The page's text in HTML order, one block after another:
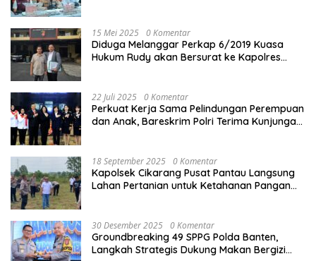
15 Mei 2025 0 Komentar
Diduga Melanggar Perkap 6/2019 Kuasa
Hukum Rudy akan Bersurat ke Kapolres
22 Juli 2025 0 Komentar
Perkuat Kerja Sama Pelindungan Perempuan
dan Anak, Bareskrim Polri Terima Kunjungan
18 September 2025 0 Komentar
Kapolsek Cikarang Pusat Pantau Langsung
Lahan Pertanian untuk Ketahanan Pangan
30 Desember 2025 0 Komentar
Groundbreaking 49 SPPG Polda Banten,
Langkah Strategis Dukung Makan Bergizi